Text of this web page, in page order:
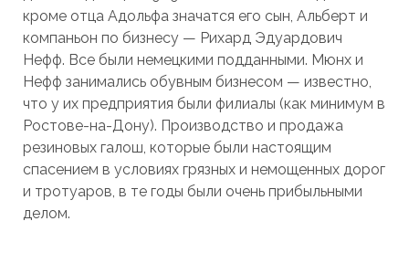
кроме отца Адольфа значатся его сын, Альберт и
компаньон по бизнесу — Рихард Эдуардович
Нефф. Все были немецкими подданными. Мюнх и
Нефф занимались обувным бизнесом — известно,
что у их предприятия были филиалы (как минимум в
Ростове-на-Дону). Производство и продажа
резиновых галош, которые были настоящим
спасением в условиях грязных и немощенных дорог
и тротуаров, в те годы были очень прибыльными
делом.